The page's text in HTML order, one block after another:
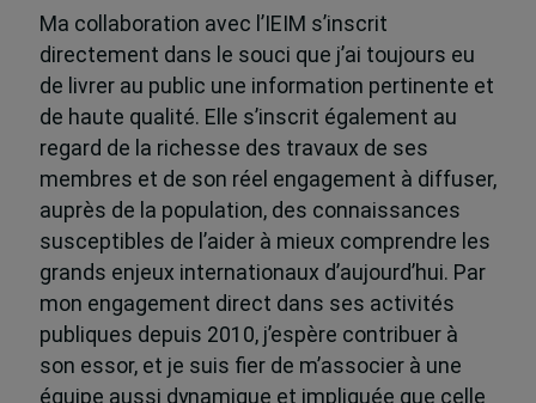
Ma collaboration avec l’IEIM s’inscrit
directement dans le souci que j’ai toujours eu
de livrer au public une information pertinente et
de haute qualité. Elle s’inscrit également au
regard de la richesse des travaux de ses
membres et de son réel engagement à diffuser,
auprès de la population, des connaissances
susceptibles de l’aider à mieux comprendre les
grands enjeux internationaux d’aujourd’hui. Par
mon engagement direct dans ses activités
publiques depuis 2010, j’espère contribuer à
son essor, et je suis fier de m’associer à une
équipe aussi dynamique et impliquée que celle